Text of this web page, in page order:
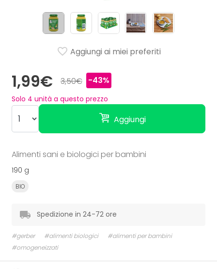
1,99€ 3,50€ -43%
Solo 4 unità a questo prezzo
Aggiungi
Aggiungi ai miei preferiti
Alimenti sani e biologici per bambini
190 g
BIO
Spedizione in 24-72 ore
#gerber #alimenti biologici
#alimenti per bambini
#omogeneizzati